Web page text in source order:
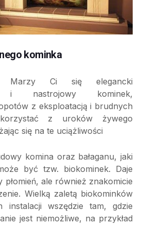
kominka
Marzy Ci się elegancki
i nastrojowy kominek,
z eksploatacją i brudnych
z uroków żywego
się na te uciążliwości
komina oraz bałaganu, jaki
być tzw. biokominek. Daje
ale również znakomicie
Wielką zaletą biokominków
instalacji wszędzie tam, gdzie
jest niemożliwe, na przykład